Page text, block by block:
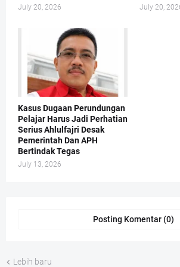
July 20, 2026 July 20,
Kasus Dugaan Perundungan
Pelajar Harus Jadi Perhatian
Serius Ahlulfajri Desak
Pemerintah Dan APH
Bertindak Tegas
July 13, 2026
Posting Komentar (0)
Lebih baru